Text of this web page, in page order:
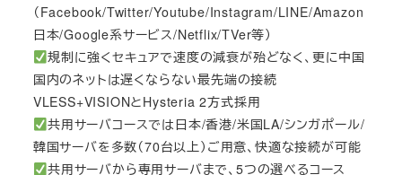
（Facebook/Twitter/Youtube/Instagram/LINE/Amazon
日本/Google系サービス/Netflix/TVer等）
規制に強くセキュアで速度の減衰が殆どなく、更に中国
国内のネットは遅くならない最先端の接続
VLESS+VISIONとHysteria 2方式採用
共用サーバコースでは日本/香港/米国LA/シンガポール/
韓国サーバを多数（70台以上）ご用意、快適な接続が可能
共用サーバから専用サーバまで、5つの選べるコース